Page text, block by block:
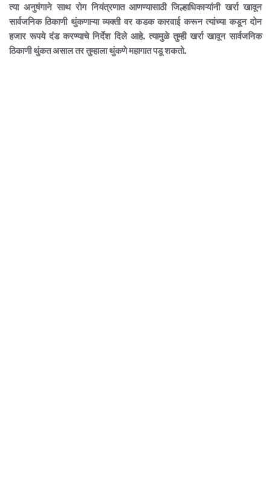
त्या अनुषंगाने साथ रोग नियंत्रणात आणण्यासाठी जिल्हाधिकाऱ्यांनी खर्रा खावून
सार्वजनिक ठिकाणी थुंकणाऱ्या व्यक्ती वर कडक कारवाई करून त्यांच्या कडून दोन
हजार रूपये दंड करण्याचे निर्देश दिले आहे. त्यामुळे तुम्ही खर्रा खावून सार्वजनिक
ठिकाणी थुंकत असाल तर तुम्हाला थुंकणे महागात पडू शकतो.